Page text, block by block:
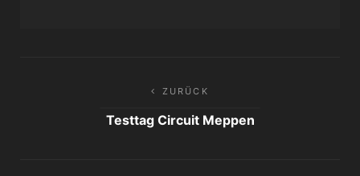
ZURÜCK
Testtag Circuit Meppen